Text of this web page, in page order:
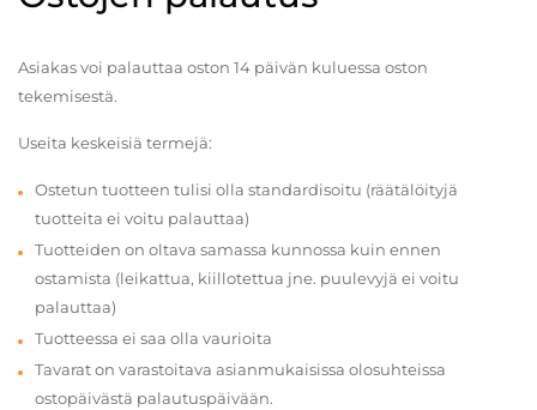
Asiakas voi palauttaa oston 14 päivän kuluessa oston
tekemisestä.
Useita keskeisiä termejä:
Ostetun tuotteen tulisi olla standardisoitu (räätälöityjä
tuotteita ei voitu palauttaa)
Tuotteiden on oltava samassa kunnossa kuin ennen
ostamista (leikattua, kiillotettua jne. puulevyjä ei voitu
palauttaa)
Tuotteessa ei saa olla vaurioita
Tavarat on varastoitava asianmukaisissa olosuhteissa
ostopäivästä palautuspäivään.